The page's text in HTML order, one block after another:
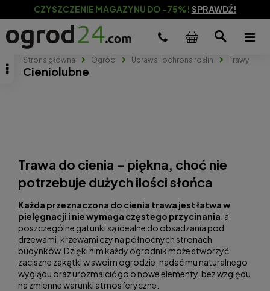
CZYSZCZENIE MAGAZYNU DO -75%! SPRAWDŹ!
Strona główna Ogród Uprawa i ochrona roślin Trawy
Cieniolubne
Trawa do cienia – piękna, choć nie
potrzebuje dużych ilości słońca
Każda przeznaczona do cienia trawa jest łatwa w
pielęgnacji i nie wymaga częstego przycinania , a
poszczególne gatunki są idealne do obsadzania pod
drzewami, krzewami czy na północnych stronach
budynków. Dzięki nim każdy ogrodnik może stworzyć
zaciszne zakątki w swoim ogrodzie, nadać mu naturalnego
wyglądu oraz urozmaicić go o nowe elementy, bez względu
na zmienne warunki atmosferyczne.